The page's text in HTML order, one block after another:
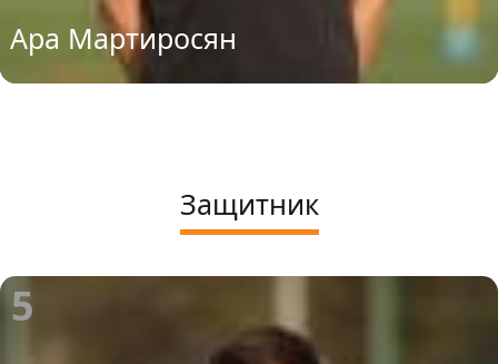
Ара Мартиросян
Защитник
5